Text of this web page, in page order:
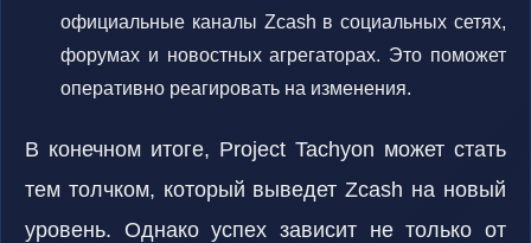
официальные каналы Zcash в социальных сетях,
форумах и новостных агрегаторах. Это поможет
оперативно реагировать на изменения.
В конечном итоге, Project Tachyon может стать
тем толчком, который выведет Zcash на новый
уровень. Однако успех зависит не только от